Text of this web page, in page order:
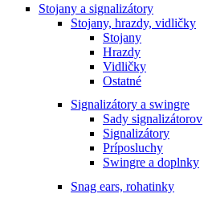
Stojany a signalizátory
Stojany, hrazdy, vidličky
Stojany
Hrazdy
Vidličky
Ostatné
Signalizátory a swingre
Sady signalizátorov
Signalizátory
Príposluchy
Swingre a doplnky
Snag ears, rohatinky